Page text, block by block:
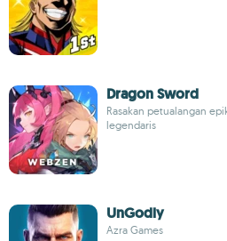
Dragon Sword
Rasakan petualangan
legendaris
UnGodly
Azra Games